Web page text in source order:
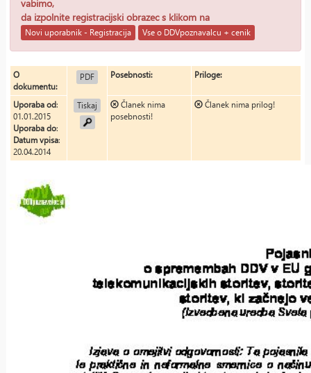
vabimo,
da izpolnite registracijski obrazec s klikom na
Novi uporabnik - Registracija Vse o DDVpoznavalcu + cenik
O
dokumentu:
PDF
Tiskaj
Posebnosti: Priloge:
Uporaba od:
01.01.2015
Uporaba do:
Datum vpisa:
20.04.2014
Članek nima
posebnosti!
Članek nima prilog!